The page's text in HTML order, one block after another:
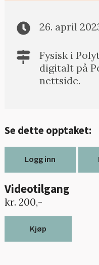
26. april
Fysisk i
digitalt på
nettside.
Se dette opptaket:
Logg inn
Videotilgang
kr. 200,-
Kjøp